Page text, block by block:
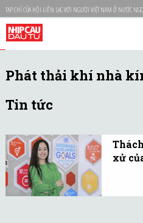
TẠP CHÍ CỦA HỘI LIÊN LẠC VỚI NGƯỜI VIỆT NAM Ở NƯỚC
Phát thải khí nhà
Tin tức
xử